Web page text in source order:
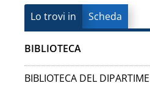
Lo trovi in Scheda
BIBLIOTECA
BIBLIOTECA DEL